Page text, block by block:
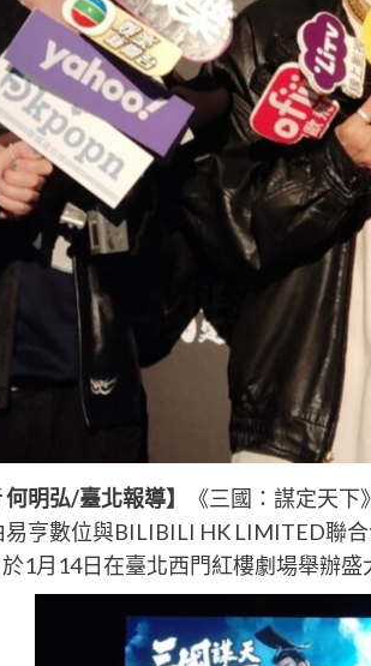
何明弘/臺北報導】
《三國：謀定天
易亨數位與BILIBILI HK LIMITED聯
1月14日在臺北西門紅樓劇場舉辦